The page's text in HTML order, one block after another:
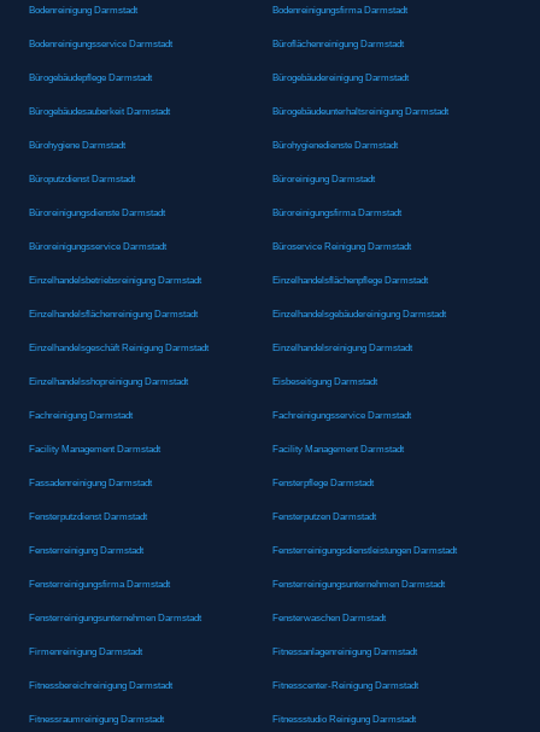
Bodenreinigung Darmstadt Bodenreinigungsfirma Darmstadt
Bodenreinigungsservice Darmstadt Büroflächenreinigung Darmstadt
Bürogebäudepflege Darmstadt Bürogebäudereinigung Darmstadt
Bürogebäudesauberkeit Darmstadt Bürogebäudeunterhaltsreinigung Darmstadt
Bürohygiene Darmstadt Bürohygienedienste Darmstadt
Büroputzdienst Darmstadt Büroreinigung Darmstadt
Büroreinigungsdienste Darmstadt Büroreinigungsfirma Darmstadt
Büroreinigungsservice Darmstadt Büroservice Reinigung Darmstadt
Einzelhandelsbetriebsreinigung Darmstadt Einzelhandelsflächenpflege Darmstadt
Einzelhandelsflächenreinigung Darmstadt Einzelhandelsgebäudereinigung Darmstadt
Einzelhandelsgeschäft Reinigung Darmstadt Einzelhandelsreinigung Darmstadt
Einzelhandelsshopreinigung Darmstadt Eisbeseitigung Darmstadt
Fachreinigung Darmstadt Fachreinigungsservice Darmstadt
Facility Management Darmstadt Facility Management Darmstadt
Fassadenreinigung Darmstadt Fensterpflege Darmstadt
Fensterputzdienst Darmstadt Fensterputzen Darmstadt
Fensterreinigung Darmstadt Fensterreinigungsdienstleistungen Darmstadt
Fensterreinigungsfirma Darmstadt Fensterreinigungsunternehmen Darmstadt
Fensterreinigungsunternehmen Darmstadt Fensterwaschen Darmstadt
Firmenreinigung Darmstadt Fitnessanlagenreinigung Darmstadt
Fitnessbereichreinigung Darmstadt Fitnesscenter-Reinigung Darmstadt
Fitnessraumreinigung Darmstadt Fitnessstudio Reinigung Darmstadt